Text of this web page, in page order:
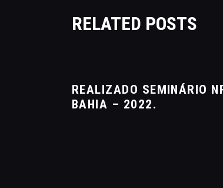
RELATED POSTS
REALIZADO SEMINÁRIO
BAHIA – 2022.